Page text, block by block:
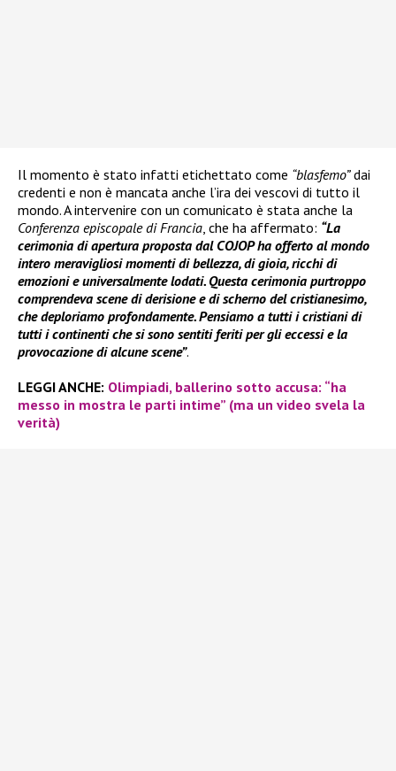
Il momento è stato infatti etichettato come “blasfemo”dai
credenti e non è mancata anche l’ira dei vescovi di tutto il
mondo. A intervenire con un comunicato è stata anche la
Conferenza episcopale di Francia, che ha affermato: “La
cerimonia di apertura proposta dal COJOP ha offerto al mondo
intero meravigliosi momenti di bellezza, di gioia, ricchi di
emozioni e universalmente lodati. Questa cerimonia purtroppo
comprendeva scene di derisione e di scherno del cristianesimo,
che deploriamo profondamente. Pensiamo a tutti i cristiani di
tutti i continenti che si sono sentiti feriti per gli eccessi e la
provocazione di alcune scene”.
LEGGI ANCHE: Olimpiadi, ballerino sotto accusa: “ha
messo in mostra le parti intime” (ma un video svela la
verità)